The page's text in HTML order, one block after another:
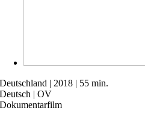
Deutschland | 2018 | 55 min.
Deutsch | OV
Dokumentarfilm